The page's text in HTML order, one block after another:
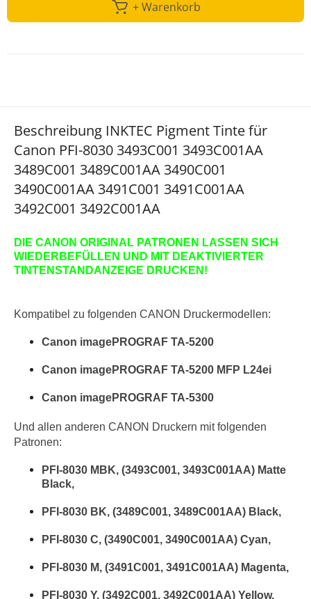
+ Warenkorb
Beschreibung INKTEC Pigment Tinte für
Canon PFI-8030 3493C001 3493C001AA
3489C001 3489C001AA 3490C001
3490C001AA 3491C001 3491C001AA
3492C001 3492C001AA
DIE CANON ORIGINAL PATRONEN LASSEN SICH
WIEDERBEFÜLLEN UND MIT DEAKTIVIERTER
TINTENSTANDANZEIGE DRUCKEN!
Kompatibel zu folgenden CANON Druckermodellen:
Canon imagePROGRAF TA-5200
Canon imagePROGRAF TA-5200 MFP L24ei
Canon imagePROGRAF TA-5300
Und allen anderen CANON Druckern mit folgenden
Patronen:
PFI-8030 MBK, (3493C001, 3493C001AA) Matte
Black,
PFI-8030 BK, (3489C001, 3489C001AA) Black,
PFI-8030 C, (3490C001, 3490C001AA) Cyan,
PFI-8030 M, (3491C001, 3491C001AA) Magenta,
PFI-8030 Y, (3492C001, 3492C001AA) Yellow.